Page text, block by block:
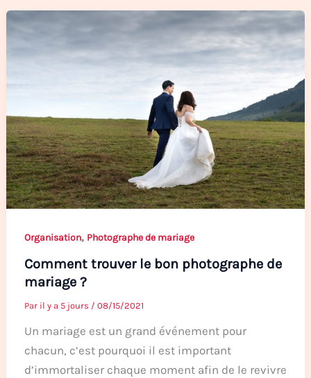
Organisation, Photographe de mariage
Comment trouver le bon photographe de
mariage ?
Par il y a 5 jours / 08/15/2021
Un mariage est un grand événement pour
chacun, c’est pourquoi il est important
d’immortaliser chaque moment afin de le revivre